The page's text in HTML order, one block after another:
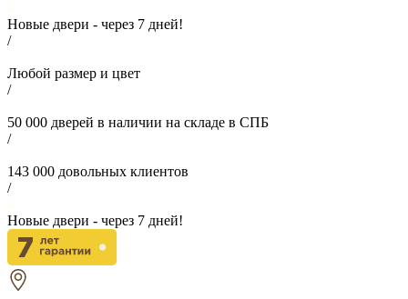
Новые двери - через 7 дней!
/
Любой размер и цвет
/
50 000 дверей в наличии на складе в СПБ
/
143 000 довольных клиентов
/
Новые двери - через 7 дней!